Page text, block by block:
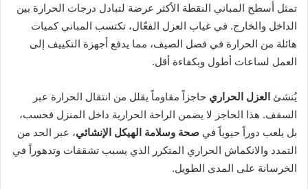
ن
ي
ا
تمثل أسطح المباني النقطة الأكثر عرضة لتبادل درجات الحرارة بين
الداخل والخارج. في غياب العزل الفعّال، تكتسب المباني كميات
هائلة من الحرارة في فصل الصيف، مما يدفع أجهزة التكييف إلى
العمل لساعات أطول وبكفاءة أقل.
يُنشئ العزل الحراري حاجزاً مقاوماً يقلل من انتقال الحرارة عبر
السقف. هذا الحاجز لا يضمن الراحة الحرارية داخل المنزل فحسب،
بل يلعب دوراً حيوياً في صحة وسلامة الهيكل الإنشائي، عبر الحد من
التمدد والانكماش الحراري المتكرر الذي يسبب تشققات وتدهوراً في
الخرسانة على المدى الطويل.